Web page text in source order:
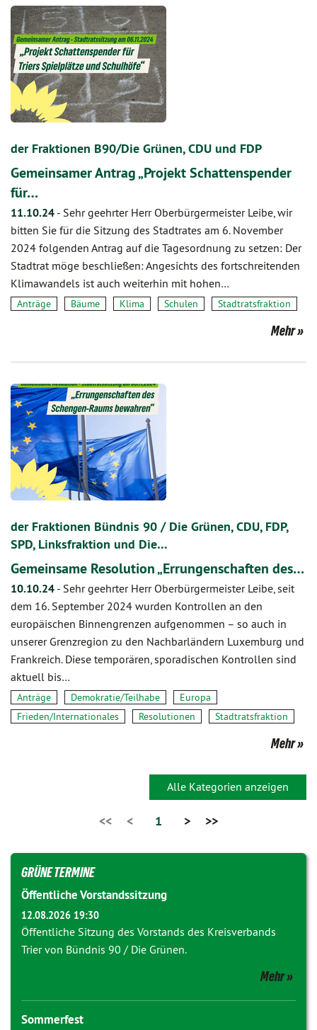
der Fraktionen B90/Die Grünen, CDU und FDP
Gemeinsamer Antrag „Projekt Schattenspender
für…
11.10.24 - Sehr geehrter Herr Oberbürgermeister Leibe, wir
bitten Sie für die Sitzung des Stadtrates am 6. November
2024 folgenden Antrag auf die Tagesordnung zu setzen: Der
Stadtrat möge beschließen: Angesichts des fortschreitenden
Klimawandels ist auch weiterhin mit hohen…
Anträge Bäume Klima Schulen Stadtratsfraktion
Mehr
der Fraktionen Bündnis 90 / Die Grünen, CDU, FDP,
SPD, Linksfraktion und Die…
Gemeinsame Resolution „Errungenschaften des…
10.10.24 - Sehr geehrter Herr Oberbürgermeister Leibe, seit
dem 16. September 2024 wurden Kontrollen an den
europäischen Binnengrenzen aufgenommen – so auch in
unserer Grenzregion zu den Nachbarländern Luxemburg und
Frankreich. Diese temporären, sporadischen Kontrollen sind
aktuell bis…
Anträge Demokratie/Teilhabe
Europa
Frieden/Internationales
Resolutionen Stadtratsfraktion
Mehr
Alle Kategorien anzeigen
<< < 1 > >>
GRÜNE TERMINE
Öffentliche Vorstandssitzung
12.08.2026 19:30
Öffentliche Sitzung des Vorstands des Kreisverbands
Trier von Bündnis 90 / Die Grünen.
Mehr
Sommerfest